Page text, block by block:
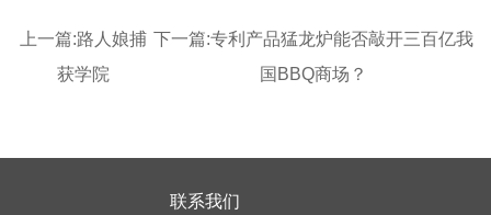
上一篇:路人娘捕
获学院
下一篇:专利产品猛龙炉能否敲开三百亿我
国BBQ商场？
联系我们